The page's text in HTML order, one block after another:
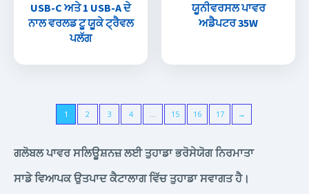
USB-C ਅਤੇ 1 USB-A ਦੇ
ਨਾਲ ਵਰਲਡ ਟੂ ਯੂਕੇ ਟ੍ਰੈਵਲ
ਪਲੱਗ
ਯੂਨੀਵਰਸਲ ਪਾਵਰ
ਅਡੈਪਟਰ 35W
1 2 3 4 … 15 16 17 →
ਗਲੋਬਲ ਪਾਵਰ ਸਲਿਊਸ਼ਨਜ਼ ਲਈ ਤੁਹਾਡਾ ਭਰੋਸੇਯੋਗ ਨਿਰਮਾਤਾ
ਸਾਡੇ ਵਿਆਪਕ ਉਤਪਾਦ ਕੈਟਾਲਾਗ ਵਿੱਚ ਤੁਹਾਡਾ ਸਵਾਗਤ ਹੈ।